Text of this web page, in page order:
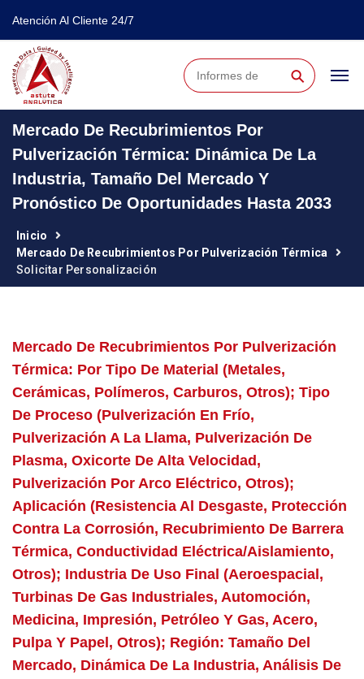
Atención Al Cliente 24/7
⚲
Mercado De Recubrimientos Por
Pulverización Térmica: Dinámica De La
Industria, Tamaño Del Mercado Y
Pronóstico De Oportunidades Hasta 2033
Inicio
Mercado De Recubrimientos Por Pulverización Térmica
Solicitar Personalización
Mercado De Recubrimientos Por Pulverización
Térmica: Por Tipo De Material (metales,
Cerámicas, Polímeros, Carburos, Otros); Tipo
De Proceso (pulverización En Frío,
Pulverización A La Llama, Pulverización De
Plasma, Oxicorte De Alta Velocidad,
Pulverización Por Arco Eléctrico, Otros);
Aplicación (resistencia Al Desgaste, Protección
Contra La Corrosión, Recubrimiento De Barrera
Térmica, Conductividad Eléctrica/aislamiento,
Otros); Industria De Uso Final (aeroespacial,
Turbinas De Gas Industriales, Automoción,
Medicina, Impresión, Petróleo Y Gas, Acero,
Pulpa Y Papel, Otros); Región: Tamaño Del
Mercado, Dinámica De La Industria, Análisis De